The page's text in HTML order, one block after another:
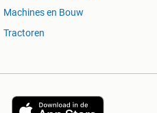
Machines en Bouw
Tractoren